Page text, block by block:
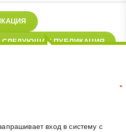
СЛЕДУЮЩАЯ ПУБЛИКАЦИЯ
вход в систему с